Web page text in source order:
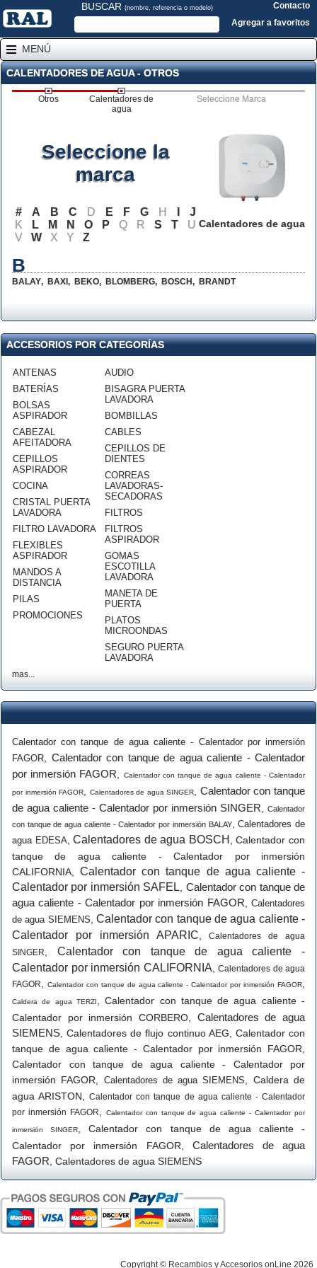
BUSCAR (nombre, referencia o modelo)
Contacto
Agregar a favoritos
MENÚ
CALENTADORES DE AGUA - OTROS
Otros
Calentadores de
agua
Seleccione Marca
Calentadores de agua
Seleccione la
marca
# A B C D E F G H
J
K
L M N O P Q R S T
U
V
W X Y Z
B
BALAY, BAXI , BEKO, BLOMBERG, BOSCH , BRANDT
ACCESORIOS POR CATEGORÍAS
ANTENAS
BATERÍAS
BOLSAS
ASPIRADOR
CABEZAL
AFEITADORA
CEPILLOS
ASPIRADOR
COCINA
CRISTAL PUERTA
LAVADORA
FILTRO LAVADORA
FLEXIBLES
ASPIRADOR
MANDOS A
DISTANCIA
PILAS
PROMOCIONES
AUDIO
BISAGRA PUERTA
LAVADORA
BOMBILLAS
CABLES
CEPILLOS DE
DIENTES
CORREAS
LAVADORAS-
SECADORAS
FILTROS
FILTROS
ASPIRADOR
GOMAS
ESCOTILLA
LAVADORA
MANETA DE
PUERTA
PLATOS
MICROONDAS
SEGURO PUERTA
LAVADORA
mas...
Calentador con tanque de agua caliente - Calentador por inmersión
FAGOR
Calentador con tanque de agua caliente - Calentador
por inmersión FAGOR
Calentador con tanque de agua caliente - Calentador
por inmersión FAGOR Calentadores de agua SINGER
Calentador con tanque
de agua caliente - Calentador por inmersión SINGER
Calentador
con tanque de agua caliente - Calentador por inmersión BALAY,Calentadores de
agua EDESA,Calentadores de agua BOSCH ,Calentador con
tanque de agua caliente - Calentador por inmersión
CALIFORNIA ,Calentador con tanque de agua caliente -
Calentador por inmersión SAFEL Calentador con tanque de
agua caliente - Calentador por inmersión FAGOR ,Calentadores
de agua SIEMENS ,Calentador con tanque de agua caliente -
Calentador por inmersión APARIC ,Calentadores de agua
SINGER
Calentador con tanque de agua caliente -
Calentador por inmersión CALIFORNIA, Calentadores de agua
FAGOR
Calentador con tanque de agua caliente - Calentador por inmersión FAGOR
Caldera de agua TERZI ,Calentador con tanque de agua caliente -
Calentador por inmersión CORBERO
Calentadores de agua
SIEMENS ,Calentadores de flujo continuo AEG
Calentador con
tanque de agua caliente - Calentador por inmersión FAGOR
Calentador con tanque de agua caliente - Calentador por
inmersión FAGOR
Calentadores de agua SIEMENS
Caldera de
agua ARISTON ,Calentador con tanque de agua caliente - Calentador
por inmersión FAGOR
Calentador con tanque de agua caliente - Calentador por
inmersión SINGER ,Calentador con tanque de agua caliente -
Calentador por inmersión FAGOR
Calentadores de agua
FAGOR Calentadores de agua SIEMENS
Copyright © Recambios y Accesorios onLine 2026